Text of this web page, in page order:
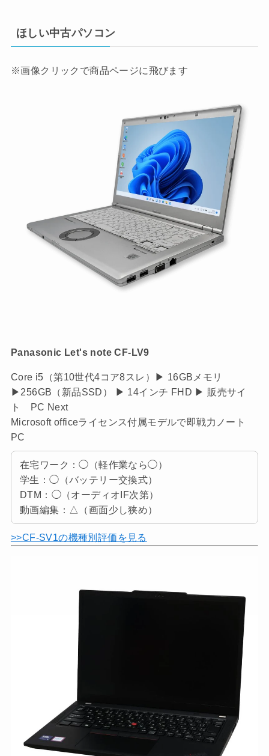
ほしい中古パソコン
※画像クリックで商品ページに飛びます
Panasonic Let's note CF-LV9
Core i5（第10世代4コア8スレ）▶ 16GBメモリ
▶256GB（新品SSD） ▶ 14インチ FHD ▶ 販売サイ
ト PC Next
Microsoft officeライセンス付属モデルで即戦力ノート
PC
在宅ワーク：◯（軽作業なら◯）
学生：◯（バッテリー交換式）
DTM：◯（オーディオIF次第）
動画編集：△（画面少し狭め）
>>CF-SV1の機種別評価を見る